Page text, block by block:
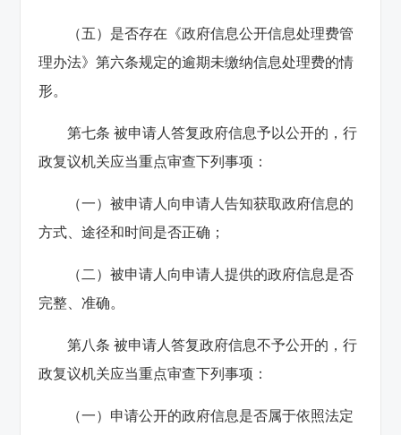
（五）是否存在《政府信息公开信息处理费管
理办法》第六条规定的逾期未缴纳信息处理费的情
形。
第七条 被申请人答复政府信息予以公开的，行
政复议机关应当重点审查下列事项：
（一）被申请人向申请人告知获取政府信息的
方式、途径和时间是否正确；
（二）被申请人向申请人提供的政府信息是否
完整、准确。
第八条 被申请人答复政府信息不予公开的，行
政复议机关应当重点审查下列事项：
（一）申请公开的政府信息是否属于依照法定